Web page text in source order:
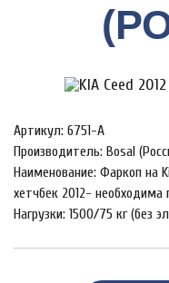
Артикул: 6751-A
Производитель: Bosal
Наименование: Фаркоп на
хетчбек 2012-
Нагрузки: 1500/75 кг (без